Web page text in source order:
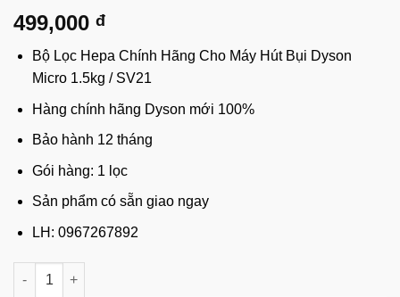
499,000 đ
Bộ Lọc Hepa Chính Hãng Cho Máy Hút Bụi Dyson
Micro 1.5kg / SV21
Hàng chính hãng Dyson mới 100%
Bảo hành 12 tháng
Gói hàng: 1 lọc
Sản phẩm có sẵn giao ngay
LH: 0967267892
Bộ Lọc Hepa Chính Hãng Cho Máy Hút Bụi Dyson Micro 1.5kg